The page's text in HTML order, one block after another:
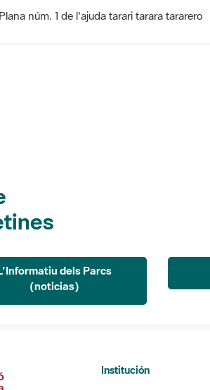
Plana núm. 1 de l'ajuda tarari tarara tararero
dels Parcs
(noticias)
Institución